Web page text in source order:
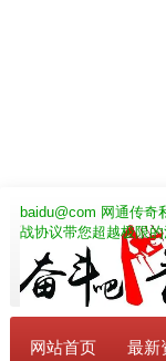
baidu@com 网通传奇
战协议带您超越极限
网站首页 最新